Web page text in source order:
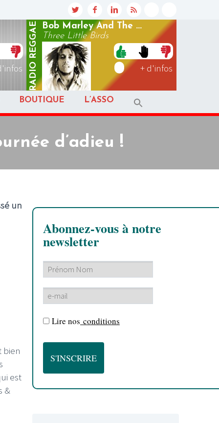
RADIO
REGGAE
Bob Marley And The ...
Three Little Birds
+ d'infos
BOUTIQUE L’ASSO
d’adieu !
un
bien
est
&
Abonnez-vous à notre
newsletter
Lire nos conditions